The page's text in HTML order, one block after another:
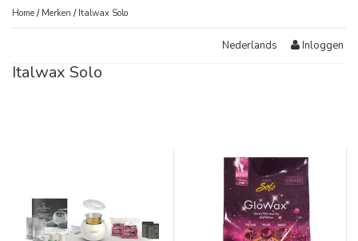
Home / Merken / Italwax Solo
Nederlands Inloggen
Italwax Solo